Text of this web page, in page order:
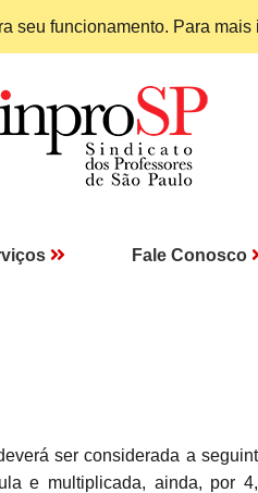
seu funcionamento. Para
Fale Conosco
ser considerada a
e multiplicada, ainda, por